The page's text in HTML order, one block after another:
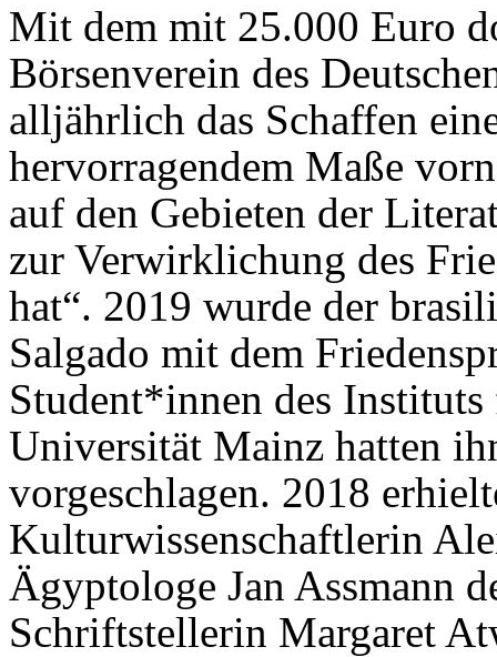
Mit dem mit 25.000 Euro
Börsenverein des
alljährlich das Schaffen
hervorragendem Maße
auf den Gebieten der
zur Verwirklichung des
hat“. 2019 wurde der
Salgado mit dem
Student*innen des
Universität Mainz hatten
vorgeschlagen. 2018
Kulturwissenschaftlerin
Ägyptologe Jan Assmann
Schriftstellerin Margaret